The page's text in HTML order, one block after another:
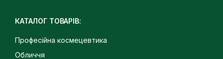
КАТАЛОГ ТОВАРІВ:
Професійна космецевтика
Обличчя